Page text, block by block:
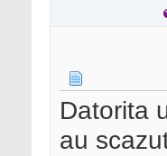
Datorita
au